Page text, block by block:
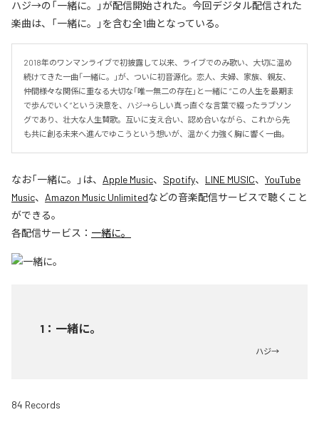
ハジ→の「一緒に。」が配信開始された。今回デジタル配信された
楽曲は、「一緒に。」を含む全1曲となっている。
2018年のワンマンライブで初披露して以来、ライブでのみ歌い、大切に温め
続けてきた一曲「一緒に。」が、ついに初音源化。恋人、夫婦、家族、親友、
仲間――様々な関係に重なる大切な「唯一無二の存在」と一緒に “この人生を最期ま
で歩んでいく”という決意を、ハジ→らしい真っ直ぐな言葉で綴ったラブソン
グであり、壮大な人生賛歌。互いに支え合い、認め合いながら、これから先
も共に創る未来へ進んでゆこうという想いが、温かく力強く胸に響く一曲。
なお「一緒に。 」は、 Apple Music、 Spotify、 LINE MUSIC、 YouTube
Music、 Amazon Music Unlimitedなどの音楽配信サービスで聴くこと
ができる。
各配信サービス： 一緒に。
1 ： 一緒に。
ハジ→
84 Records